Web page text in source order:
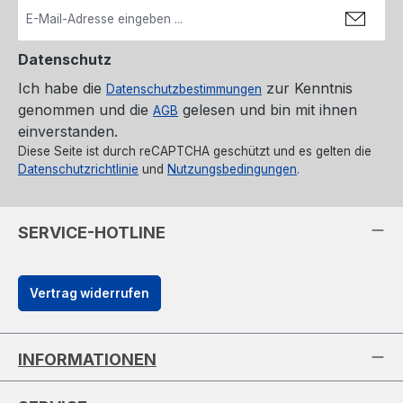
Datenschutz
Ich habe die Datenschutzbestimmungen zur Kenntnis
genommen und die AGB gelesen und bin mit ihnen
einverstanden.
Diese Seite ist durch reCAPTCHA geschützt und es gelten die
Datenschutzrichtlinie und Nutzungsbedingungen.
SERVICE-HOTLINE
Vertrag widerrufen
INFORMATIONEN